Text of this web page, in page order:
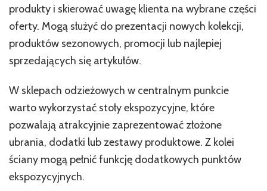
produkty i skierować uwagę klienta na wybrane części
oferty. Mogą służyć do prezentacji nowych kolekcji,
produktów sezonowych, promocji lub najlepiej
sprzedających się artykułów.
W sklepach odzieżowych w centralnym punkcie
warto wykorzystać stoły ekspozycyjne, które
pozwalają atrakcyjnie zaprezentować złożone
ubrania, dodatki lub zestawy produktowe. Z kolei
ściany mogą pełnić funkcję dodatkowych punktów
ekspozycyjnych.